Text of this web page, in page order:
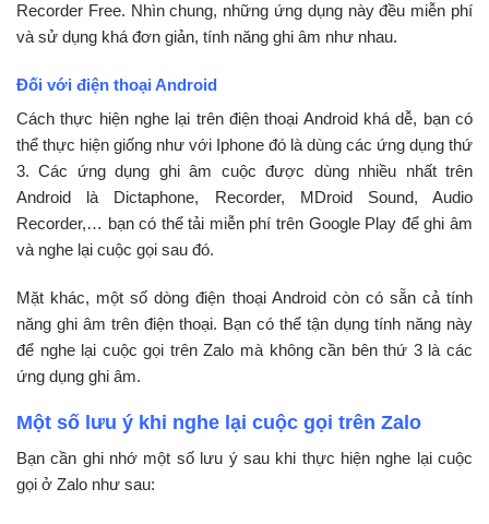
Recorder Free. Nhìn chung, những ứng dụng này đều miễn phí
và sử dụng khá đơn giản, tính năng ghi âm như nhau.
Đối với điện thoại Android
Cách thực hiện nghe lại trên điện thoại Android khá dễ, bạn có
thể thực hiện giống như với Iphone đó là dùng các ứng dụng thứ
3. Các ứng dụng ghi âm cuộc được dùng nhiều nhất trên
Android là Dictaphone, Recorder, MDroid Sound, Audio
Recorder,… bạn có thể tải miễn phí trên Google Play để ghi âm
và nghe lại cuộc gọi sau đó.
Mặt khác, một số dòng điện thoại Android còn có sẵn cả tính
năng ghi âm trên điện thoại. Bạn có thể tận dụng tính năng này
để nghe lại cuộc gọi trên Zalo mà không cần bên thứ 3 là các
ứng dụng ghi âm.
Một số lưu ý khi nghe lại cuộc gọi trên Zalo
Bạn cần ghi nhớ một số lưu ý sau khi thực hiện nghe lại cuộc
gọi ở Zalo như sau: